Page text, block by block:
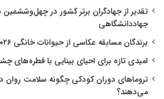
تقدیر از جهادگران برتر کشور در
جهاددانشگاهی
برندگان مسابقه عکاسی از حیوانات خانگی ۲۰۲۶ معرفی شدند
امیدی تازه برای احیای بینایی با قطره‌های
تروماهای دوران کودکی چگونه سلامت روان در
می‌دهند؟